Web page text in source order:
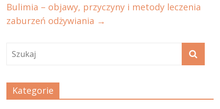
Bulimia – objawy, przyczyny i metody leczenia
zaburzeń odżywiania →
Kategorie